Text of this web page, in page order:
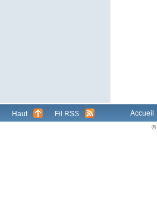
Haut Fil RSS Accueil
©